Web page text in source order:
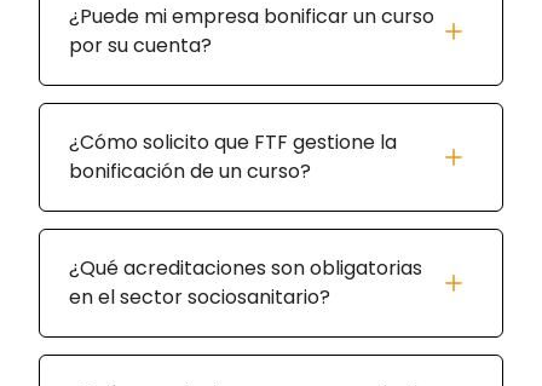
¿Puede mi empresa bonificar un curso
por su cuenta?
¿Cómo solicito que FTF gestione la
bonificación de un curso?
¿Qué acreditaciones son obligatorias
en el sector sociosanitario?